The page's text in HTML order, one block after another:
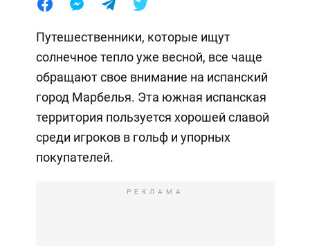
Путешественники, которые ищут
солнечное тепло уже весной, все чаще
обращают свое внимание на испанский
город Марбелья. Эта южная испанская
территория пользуется хорошей славой
среди игроков в гольф и упорных
покупателей.
РЕКЛАМА